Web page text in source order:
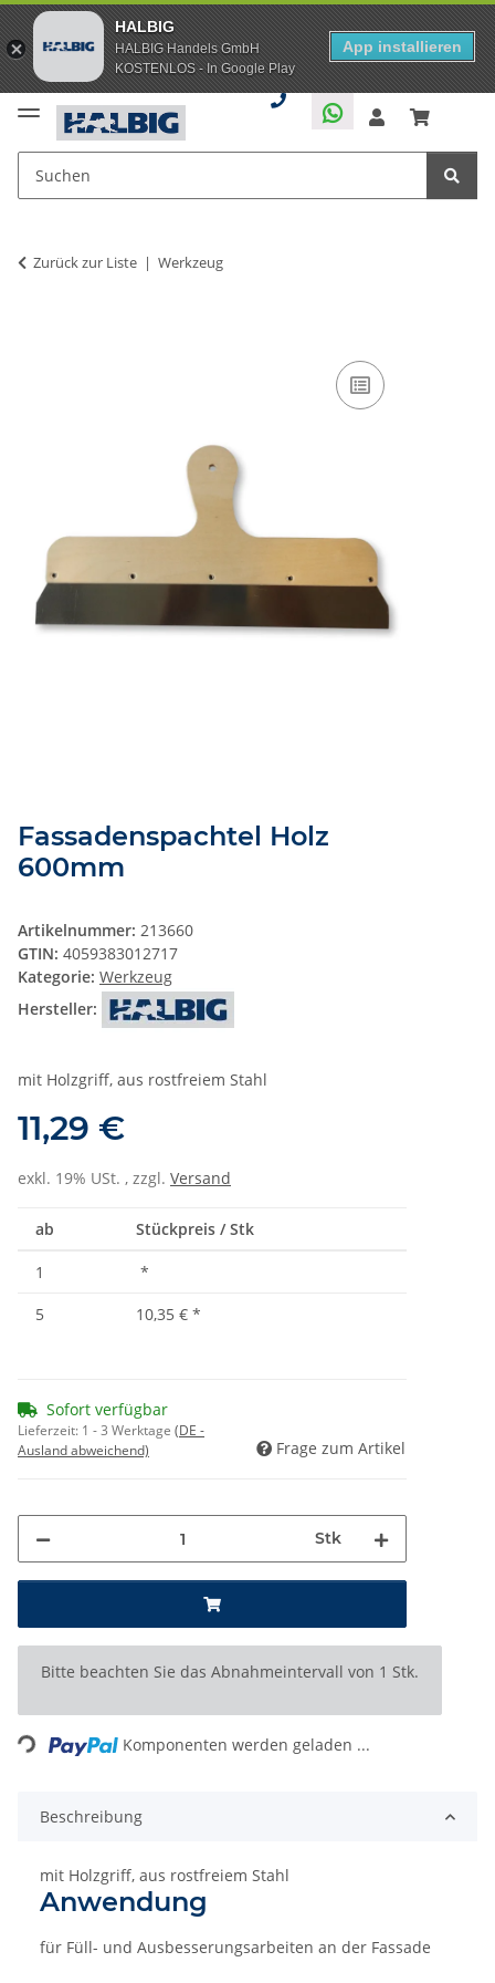
HALBIG
HALBIG Handels GmbH
KOSTENLOS - In Google Play
App installieren
Zurück zur Liste Werkzeug
Fassadenspachtel Holz
600mm
Artikelnummer: 213660
GTIN: 4059383012717
Kategorie: Werkzeug
Hersteller:
mit Holzgriff, aus rostfreiem Stahl
11,29 €
exkl. 19% USt. , zzgl. Versand
ab Stückpreis / Stk
1
*
5
10,35 € *
Sofort verfügbar
Lieferzeit: 1 - 3 Werktage (DE -
Ausland abweichend)
Frage zum Artikel
Stk
x
Bitte beachten Sie das Abnahmeintervall von 1 Stk.
Loading... Komponenten werden geladen ...
Beschreibung
mit Holzgriff, aus rostfreiem Stahl
Anwendung
für Füll- und Ausbesserungsarbeiten an der Fassade